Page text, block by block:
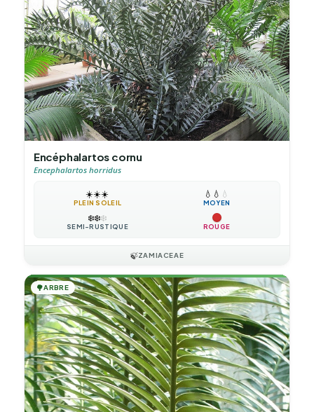
Encéphalartos cornu
Encephalartos horridus
☀️☀️☀️
PLEIN SOLEIL
💧 💧 💧
MOYEN
❄️❄️❄️
SEMI-RUSTIQUE ROUGE
🍃ZAMIACEAE
🌳ARBRE